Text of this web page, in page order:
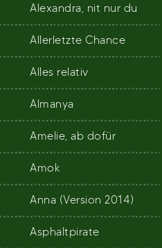
Alexandra, nit nur du
Allerletzte Chance
Alles relativ
Almanya
Amelie, ab dofür
Amok
Anna (Version 2014)
Asphaltpirate